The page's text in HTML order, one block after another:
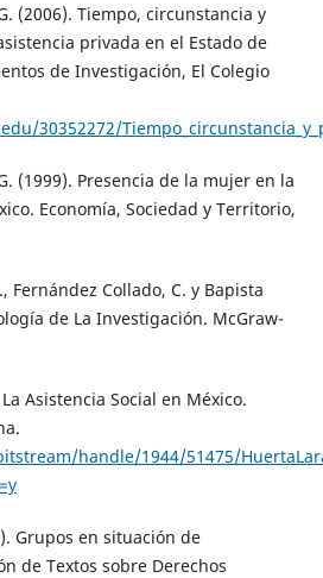
(2006). Tiempo, circunstancia y
privada en el Estado de
de Investigación, El Colegio
30352272/
(1999). Presencia de la mujer en la
Economía, Sociedad y Territorio,
Fernández Collado, C. y Bapista
de La Investigación. McGraw-
Asistencia Social en México.
handle/1944/51475/
Grupos en situación de
de Textos sobre Derechos